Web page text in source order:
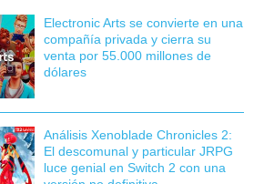
Electronic Arts se convierte en una
compañía privada y cierra su
venta por 55.000 millones de
dólares
Análisis Xenoblade Chronicles 2:
El descomunal y particular JRPG
luce genial en Switch 2 con una